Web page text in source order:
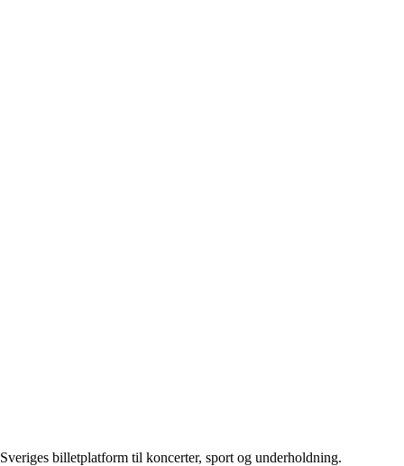
Sveriges billetplatform til koncerter, sport og underholdning.